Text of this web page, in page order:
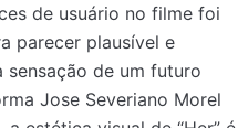
de usuário no filme foi
parecer plausível e
de um futuro
Jose Severiano Morel